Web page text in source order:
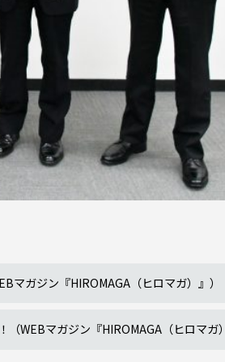
ガジン『HIROMAGA（ヒロマガ）』）
WEBマガジン『HIROMAGA（ヒロマガ